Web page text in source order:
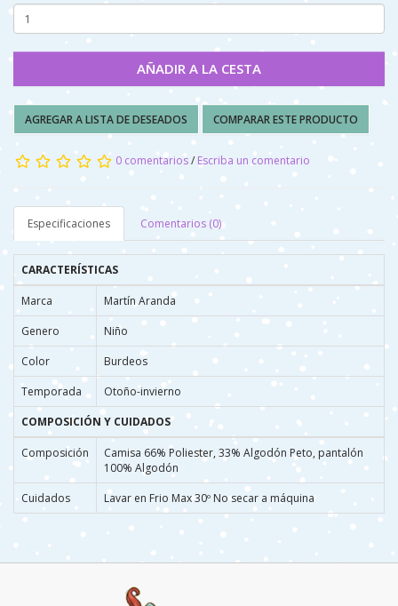
AÑADIR A LA CESTA
AGREGAR A LISTA DE DESEADOS COMPARAR ESTE PRODUCTO
0 comentarios/ Escriba un comentario
Especificaciones Comentarios (0)
CARACTERÍSTICAS
Marca
Martín Aranda
Genero
Niño
Color
Burdeos
Temporada
Otoño-invierno
COMPOSICIÓN Y CUIDADOS
Composición
Camisa 66% Poliester, 33% Algodón Peto, pantalón
100% Algodón
Cuidados
Lavar en Frio Max 30º No secar a máquina